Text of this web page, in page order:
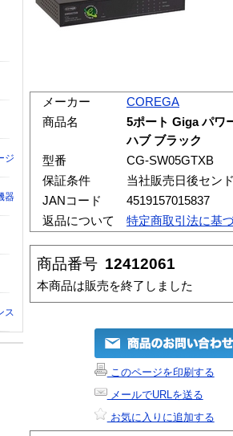
メーカー
COREGA
商品名
5ポート Giga パワ
ハブ ブラック
型番
CG-SW05GTXB
保証条件
当社販売日後セン
JANコード
4519157015837
返品について
特定商取引法に基
商品番号 12412061
本商品は販売を終了しました
このページを印刷する
メールでURLを送る
お気に入りに追加する
ジ
器
ス